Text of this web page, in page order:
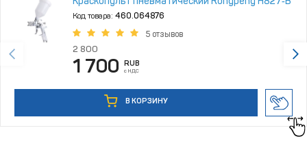
Код товара: 460.064876
5 отзывов
2 800
1 700 RUB
с НДС
В КОРЗИНУ